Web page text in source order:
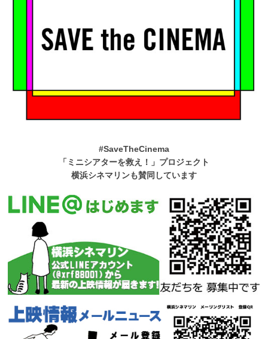
#SaveTheCinema
「ミニシアターを救え！」プロジェクト
横浜シネマリンも賛同しています